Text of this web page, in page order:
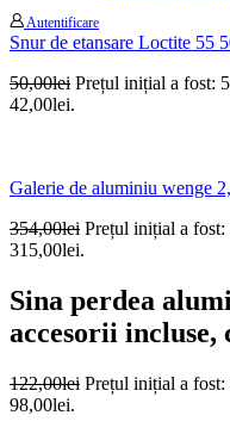
Autentificare
Snur de etansare Loctite 55
50,00lei Prețul inițial a fost:
42,00lei.
Galerie de aluminiu wenge
354,00lei Prețul inițial a fost:
315,00lei.
Sina perdea
accesorii incluse,
122,00lei Prețul inițial a fost:
98,00lei.